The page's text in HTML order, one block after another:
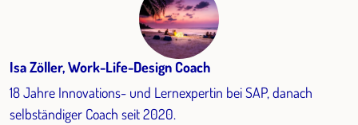
Isa Zöller, Work-Life-Design Coach
18 Jahre Innovations- und Lernexpertin bei SAP, danach
selbständiger Coach seit 2020.